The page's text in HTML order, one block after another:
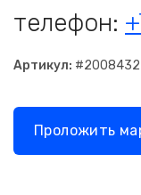
телефон:
Артикул:
Проложить